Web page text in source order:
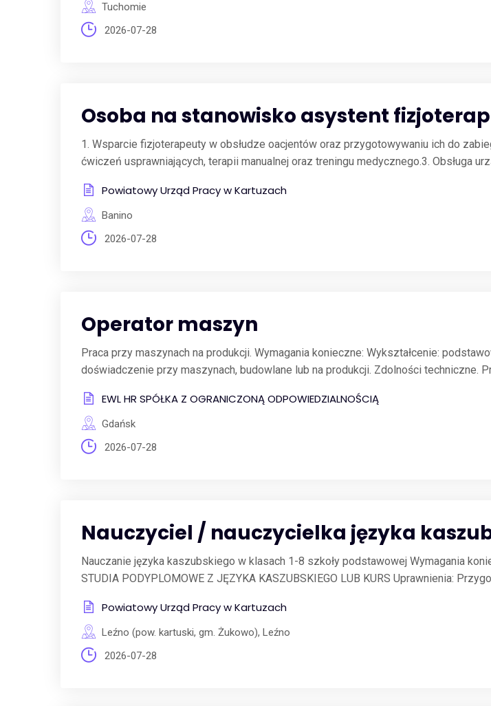
Tuchomie
2026-07-28
Osoba na stanowisko asystent
1. Wsparcie fizjoterapeuty w obsłudze oacjentów oraz przygotowywaniu ich do
ćwiczeń usprawniających, terapii manualnej oraz treningu medycznego.3. Obsługa
Powiatowy Urząd Pracy w Kartuzach
Banino
2026-07-28
Operator maszyn
Praca przy maszynach na produkcji. Wymagania konieczne: Wykształcenie:
doświadczenie przy maszynach, budowlane lub na produkcji. Zdolności techniczne.
EWL HR SPÓŁKA Z OGRANICZONĄ ODPOWIEDZIALNOŚCIĄ
Gdańsk
2026-07-28
Nauczyciel / nauczycielka języka
Nauczanie języka kaszubskiego w klasach 1-8 szkoły podstawowej Wymagania
STUDIA PODYPLOMOWE Z JĘZYKA KASZUBSKIEGO LUB KURS Uprawnienia:
Powiatowy Urząd Pracy w Kartuzach
Leźno (pow. kartuski, gm. Żukowo), Leźno
2026-07-28